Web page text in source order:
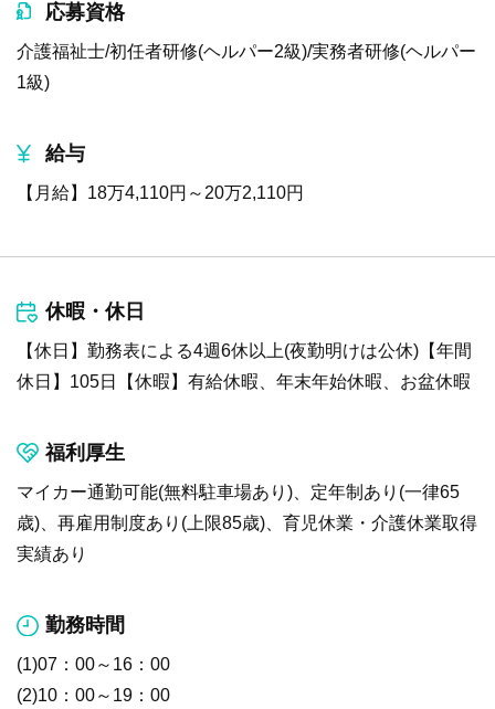
応募資格
介護福祉士/初任者研修(ヘルパー2級)/実務者研修(ヘルパー
1級)
給与
【月給】18万4,110円～20万2,110円
休暇・休日
【休日】勤務表による4週6休以上(夜勤明けは公休)【年間
休日】105日【休暇】有給休暇、年末年始休暇、お盆休暇
福利厚生
マイカー通勤可能(無料駐車場あり)、定年制あり(一律65
歳)、再雇用制度あり(上限85歳)、育児休業・介護休業取得
実績あり
勤務時間
(1)07：00～16：00
(2)10：00～19：00